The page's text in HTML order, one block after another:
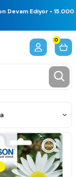
Devam Ediyor • 15.000
0